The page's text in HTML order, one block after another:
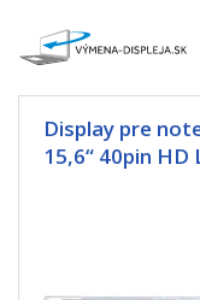
Display pre
15,6“ 40pin HD